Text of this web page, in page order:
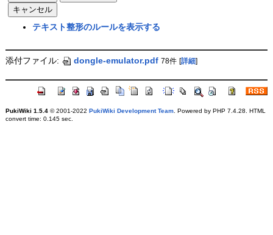
テキスト整形のルールを表示する
添付ファイル: dongle-emulator.pdf 78件 [詳細]
PukiWiki 1.5.4© 2001-2022 PukiWiki Development Team. Powered by PHP 7.4.28. HTML
convert time: 0.145 sec.